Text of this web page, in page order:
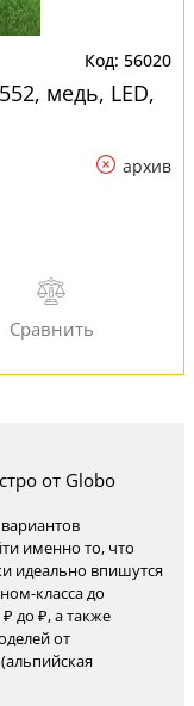
56020
медь, LED,
архив
от Globo
именно то, что
идеально впишутся
класса до
до ₽, а также
от